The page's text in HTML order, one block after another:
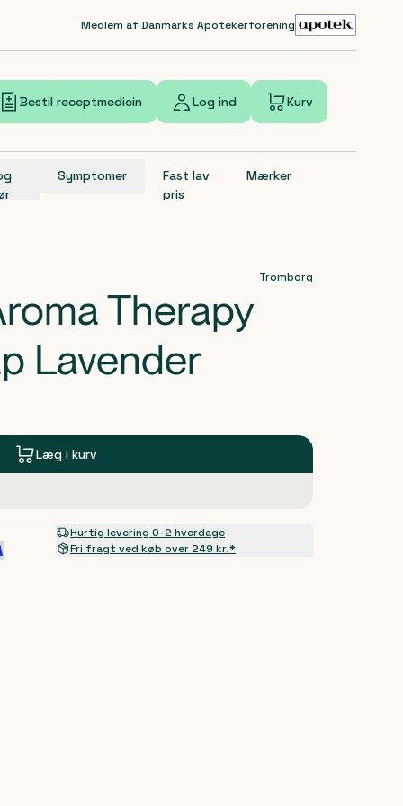
Medlem af Danmarks Apotekerforening
Bestil receptmedicin Log ind Kurv
Symptomer
Fast lav
pris
Mærker
Tromborg
Therapy
Lavender
Læg i kurv
Hurtig levering 0-2 hverdage
Fri fragt ved køb over 249 kr.*